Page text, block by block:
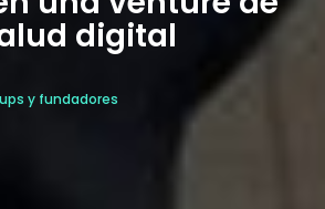
digital
y fundadores